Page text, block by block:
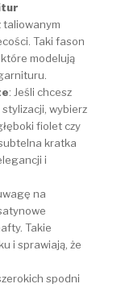
Taki fason
modelują
: Jeśli chcesz
wybierz
fiolet czy
kratka
i
na
Takie
i sprawiają, że
spodni